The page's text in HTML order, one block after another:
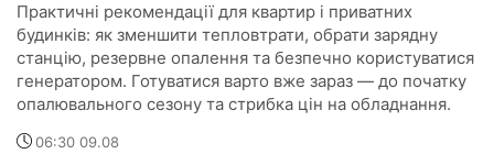
Практичні рекомендації для квартир і приватних
будинків: як зменшити тепловтрати, обрати зарядну
станцію, резервне опалення та безпечно користуватися
генератором. Готуватися варто вже зараз — до початку
опалювального сезону та стрибка цін на обладнання.
06:30 09.08